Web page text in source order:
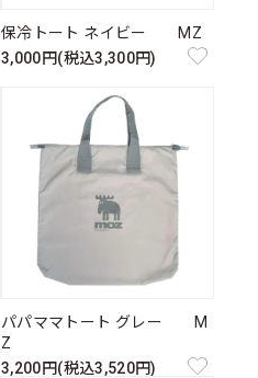
保冷トート ネイビー MZ
3,000円(税込3,300円)
パパママトート グレー M
Z
3,200円(税込3,520円)